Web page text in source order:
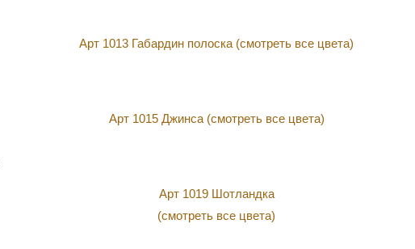
Арт 1013 Габардин полоска (смотреть все цвета)
Арт 1015 Джинса (смотреть все цвета)
Арт 1019 Шотландка
(смотреть все цвета)